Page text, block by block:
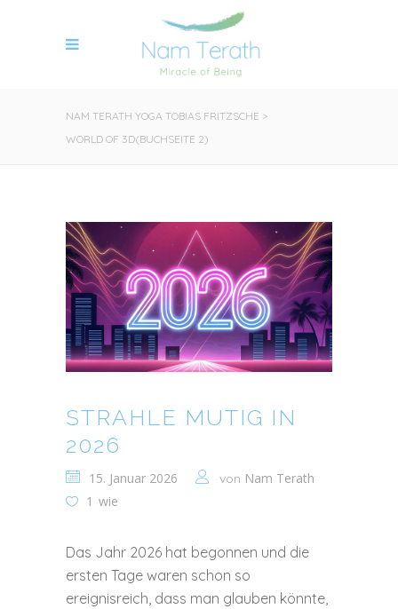
NAM TERATH YOGA TOBIAS FRITZSCHE >
WORLD OF 3D(BUCHSEITE 2)
STRAHLE MUTIG IN
2026
15. Januar 2026 von Nam Terath
1 wie
Das Jahr 2026 hat begonnen und die
ersten Tage waren schon so
ereignisreich, dass man glauben könnte,